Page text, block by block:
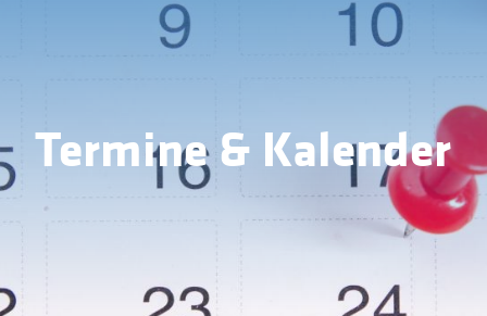
Termine & Kalender